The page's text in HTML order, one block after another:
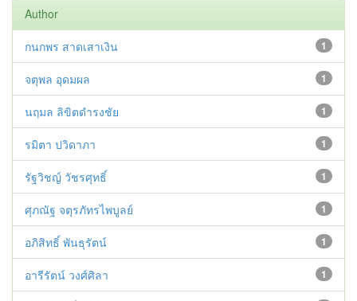
Author
1
กนกพร สาดเสาเงิน
1
จตุพล อุดมผล
1
นฤมล ลิขิตดำรงชัย
1
รมิตา ปวิดาภา
1
รัฐวิชญ์ วัชรศุทธิ์
1
ศุภณัฐ จตุรภัทรไพบูลย์
1
อภิสิทธิ์ พันธุรัตน์
1
อารีรัตน์ วงศ์ศิลา